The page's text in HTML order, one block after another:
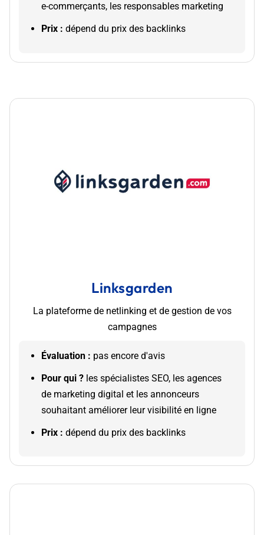
e-commerçants, les responsables marketing
Prix :dépend du prix des backlinks
Linksgarden
La plateforme de netlinking et de gestion de vos
campagnes
Évaluation : pas encore d'avis
Pour qui ? ​​​les spécialistes SEO, les agences
de marketing digital et les annonceurs
souhaitant améliorer leur visibilité en ligne
Prix :dépend du prix des backlinks